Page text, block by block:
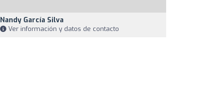
Nandy García Silva
Ver información y datos de contacto